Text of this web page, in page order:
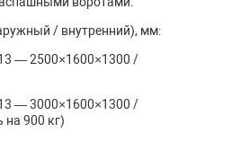
/ внутренний), мм:
— 2500×1600×1300 /
— 3000×1600×1300 /
на 900 кг)